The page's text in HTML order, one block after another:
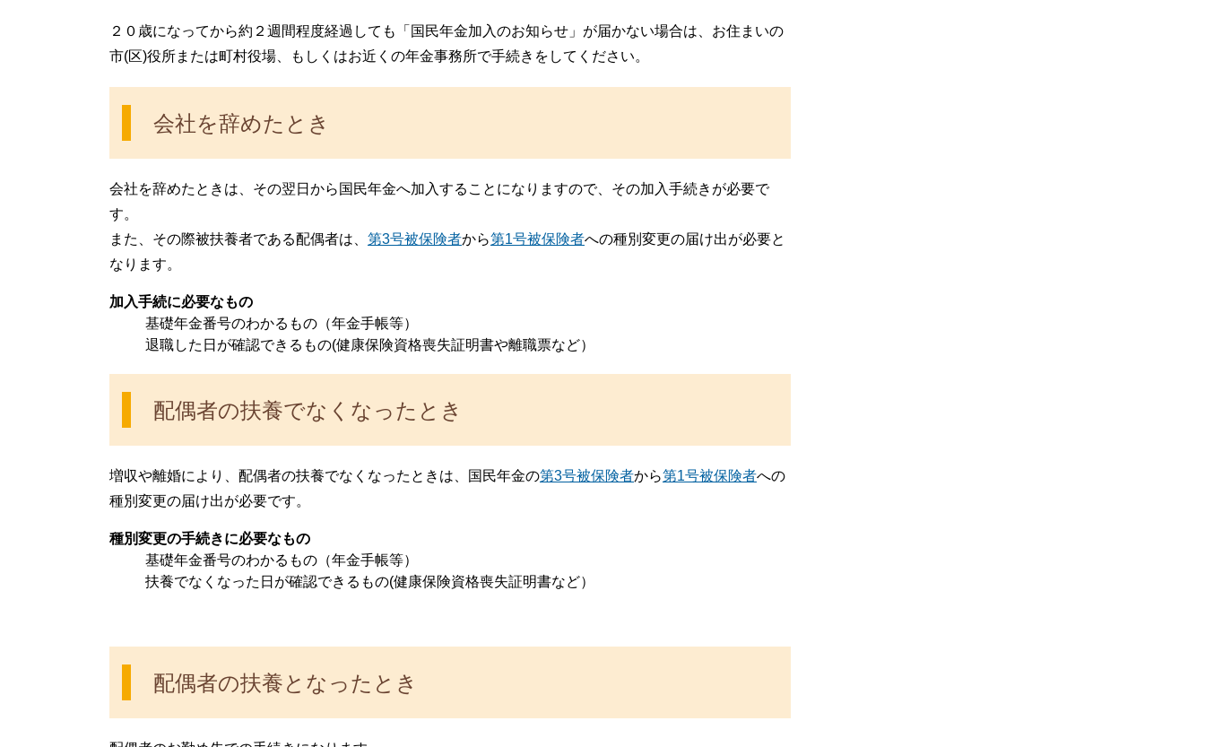
２０歳になってから約２週間程度経過しても「国民年金加入のお知らせ」が届かない場合は、お住まいの
市(区)役所または町村役場、もしくはお近くの年金事務所で手続きをしてください。
会社を辞めたとき
会社を辞めたときは、その翌日から国民年金へ加入することになりますので、その加入手続きが必要で
す。
また、その際被扶養者である配偶者は、 第3号被保険者から第1号被保険者への種別変更の届け出が必要と
なります。
加入手続に必要なもの
基礎年金番号のわかるもの（年金手帳等）
退職した日が確認できるもの(健康保険資格喪失証明書や離職票など）
配偶者の扶養でなくなったとき
増収や離婚により、配偶者の扶養でなくなったときは、国民年金の第3号被保険者から第1号被保険者への
種別変更の届け出が必要です。
種別変更の手続きに必要なもの
基礎年金番号のわかるもの（年金手帳等）
扶養でなくなった日が確認できるもの(健康保険資格喪失証明書など）
配偶者の扶養となったとき